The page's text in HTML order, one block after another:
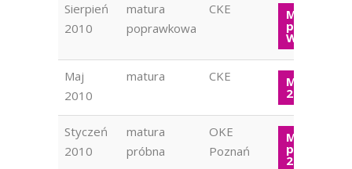
Sierpień
2010
matura
poprawkowa
CKE Matura
WOS 2010
Maj
2010
matura CKE Matura
2010
Styczeń
2010
matura
próbna
OKE
Poznań
Matura
próbna
2010